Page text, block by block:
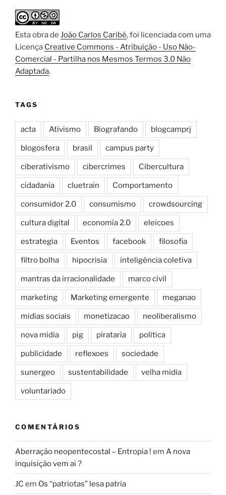
Estaobrade João Carlos Caribé, foi licenciada com uma
Licença Creative Commons - Atribuição - Uso Não-
Comercial - Partilha nos Mesmos Termos 3.0 Não
Adaptada.
TAGS
acta Ativismo Biografando blogcamprj
blogosfera brasil campus party
ciberativismo cibercrimes Cibercultura
cidadania cluetrain Comportamento
consumidor 2.0 consumismo crowdsourcing
cultura digital economia 2.0 eleicoes
estrategia Eventos facebook filosofia
filtro bolha hipocrisia inteligência coletiva
mantras da irracionalidade marco civil
marketing Marketing emergente meganao
midias sociais monetizacao neoliberalismo
nova midia pig pirataria politica
publicidade reflexoes sociedade
sunergeo sustentabilidade velha midia
voluntariado
COMENTÁRIOS
Aberração neopentecostal – Entropia ! em A nova
inquisição vem ai ?
JC em Os “patriotas” lesa patria